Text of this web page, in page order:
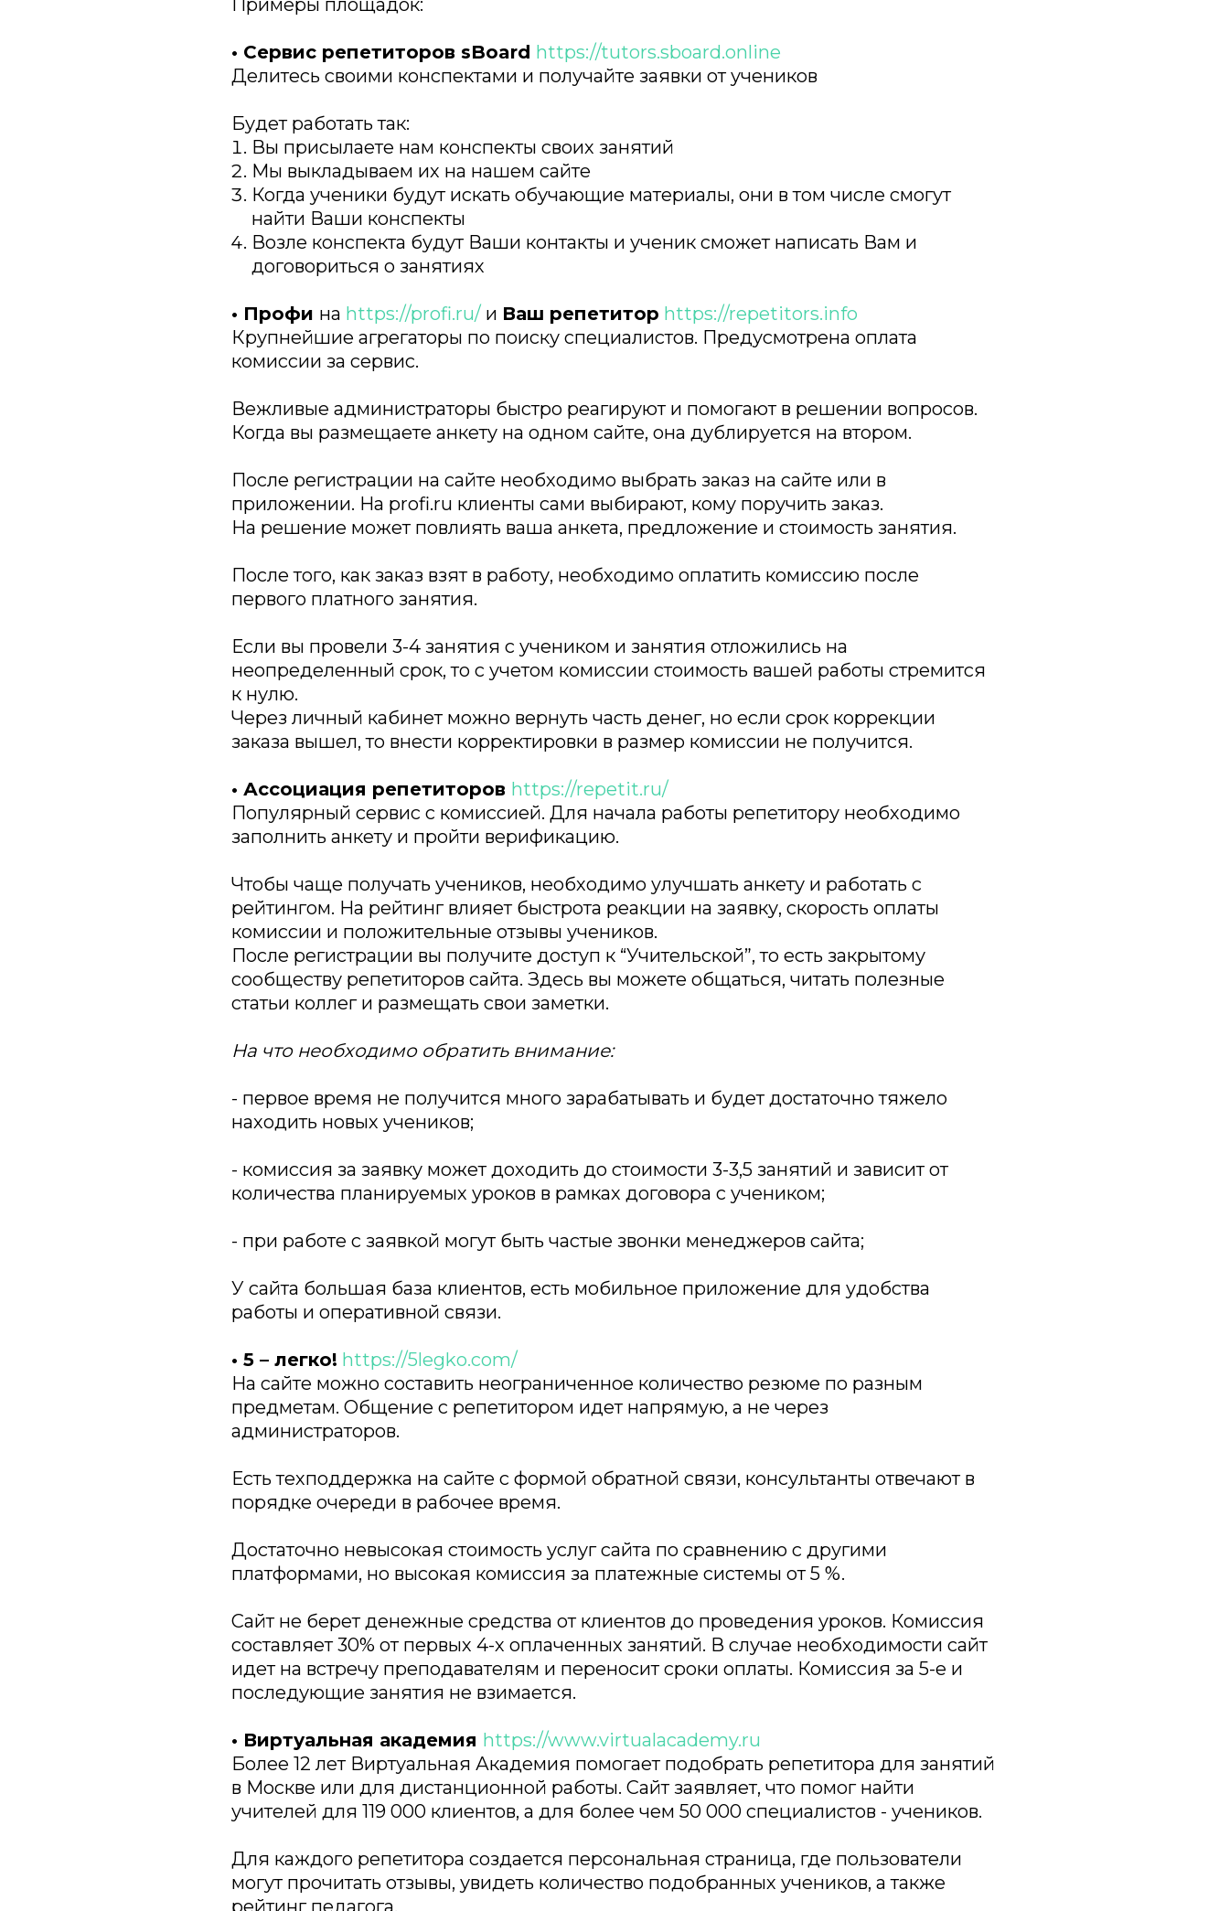
Примеры площадок:
• Сервис репетиторов sBoard https://tutors.sboard.online
Делитесь своими конспектами и получайте заявки от учеников
Будет работать так:
Вы присылаете нам конспекты своих занятий
Мы выкладываем их на нашем сайте
Когда ученики будут искать обучающие материалы, они в том числе смогут
найти Ваши конспекты
Возле конспекта будут Ваши контакты и ученик сможет написать Вам и
договориться о занятиях
• Профи на https://profi.ru/ и Ваш репетитор https://repetitors.info
Крупнейшие агрегаторы по поиску специалистов. Предусмотрена оплата
комиссии за сервис.
Вежливые администраторы быстро реагируют и помогают в решении вопросов.
Когда вы размещаете анкету на одном сайте, она дублируется на втором.
После регистрации на сайте необходимо выбрать заказ на сайте или в
приложении. На profi.ru клиенты сами выбирают, кому поручить заказ.
На решение может повлиять ваша анкета, предложение и стоимость занятия.
После того, как заказ взят в работу, необходимо оплатить комиссию после
первого платного занятия.
Если вы провели 3-4 занятия с учеником и занятия отложились на
неопределенный срок, то с учетом комиссии стоимость вашей работы стремится
к нулю.
Через личный кабинет можно вернуть часть денег, но если срок коррекции
заказа вышел, то внести корректировки в размер комиссии не получится.
• Ассоциация репетиторов https://repetit.ru/
Популярный сервис с комиссией. Для начала работы репетитору необходимо
заполнить анкету и пройти верификацию.
Чтобы чаще получать учеников, необходимо улучшать анкету и работать с
рейтингом. На рейтинг влияет быстрота реакции на заявку, скорость оплаты
комиссии и положительные отзывы учеников.
После регистрации вы получите доступ к “Учительской”, то есть закрытому
сообществу репетиторов сайта. Здесь вы можете общаться, читать полезные
статьи коллег и размещать свои заметки.
На что необходимо обратить внимание:
- первое время не получится много зарабатывать и будет достаточно тяжело
находить новых учеников;
- комиссия за заявку может доходить до стоимости 3-3,5 занятий и зависит от
количества планируемых уроков в рамках договора с учеником;
- при работе с заявкой могут быть частые звонки менеджеров сайта;
У сайта большая база клиентов, есть мобильное приложение для удобства
работы и оперативной связи.
• 5 – легко! https://5legko.com/
На сайте можно составить неограниченное количество резюме по разным
предметам. Общение с репетитором идет напрямую, а не через
администраторов.
Есть техподдержка на сайте с формой обратной связи, консультанты отвечают в
порядке очереди в рабочее время.
Достаточно невысокая стоимость услуг сайта по сравнению с другими
платформами, но высокая комиссия за платежные системы от 5 %.
Сайт не берет денежные средства от клиентов до проведения уроков. Комиссия
составляет 30% от первых 4-х оплаченных занятий. В случае необходимости сайт
идет на встречу преподавателям и переносит сроки оплаты. Комиссия за 5-е и
последующие занятия не взимается.
• Виртуальная академия https://www.virtualacademy.ru
Более 12 лет Виртуальная Академия помогает подобрать репетитора для занятий
в Москве или для дистанционной работы. Сайт заявляет, что помог найти
учителей для 119 000 клиентов, а для более чем 50 000 специалистов - учеников.
Для каждого репетитора создается персональная страница, где пользователи
могут прочитать отзывы, увидеть количество подобранных учеников, а также
рейтинг педагога.